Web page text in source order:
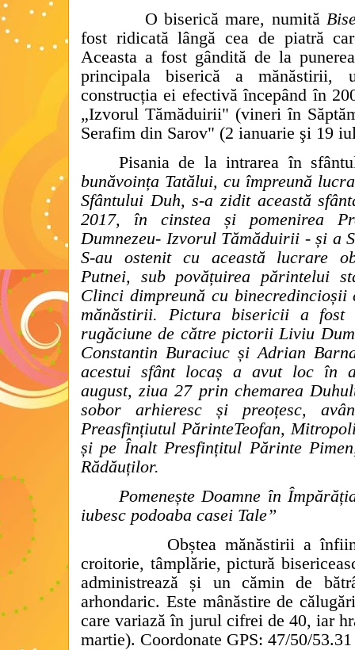
O biserică mare, numită
fost ridicată lângă cea de piatră
Aceasta a fost gândită de la
principala biserică a mănăstirii,
construcția ei efectivă începând în
„Izvorul Tămăduirii" (vineri în
Serafim din Sarov" (2 ianuarie şi 19
Pisania de la intrarea în
bunăvoința Tatălui, cu împreună
Sfântului Duh, s-a zidit această
2017, în cinstea și pomenirea
Dumnezeu- Izvorul Tămăduirii - și a
S-au ostenit cu această lucrare
Putnei, sub povățuirea părintelui
Clinci dimpreună cu
mănăstirii. Pictura bisericii a fost
rugăciune de către pictorii Liviu
Constantin Buraciuc și Adrian
acestui sfânt locaș a avut loc în
august, ziua 27 prin chemarea
sobor arhieresc și preoțesc,
Preasfințiutul PărinteTeofan,
și pe Înalt Presfințitul Părinte
Rădăuților.
Pomenește Doamne în
iubesc podoaba casei Tale”
Obștea mănăstirii a
croitorie, tâmplărie, pictură
administrează și un cămin de
arhondaric. Este mânăstire de
care variază în jurul cifrei de 40,iar
martie). Coordonate GPS: 47/50/